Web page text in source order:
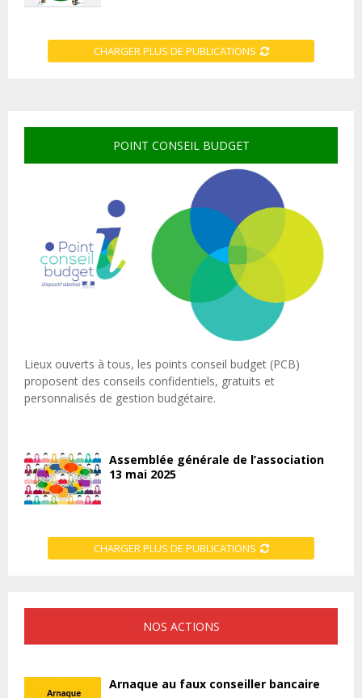
CHARGER PLUS DE PUBLICATIONS
POINT CONSEIL BUDGET
Lieux ouverts à tous, les points conseil budget (PCB)
proposent des conseils confidentiels, gratuits et
personnalisés de gestion budgétaire.
Assemblée générale de l’association
13 mai 2025
CHARGER PLUS DE PUBLICATIONS
NOS ACTIONS
Arnaque au faux conseiller bancaire